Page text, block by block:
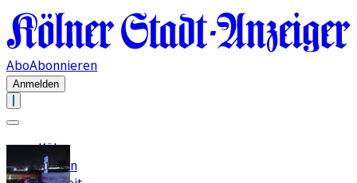
AboAbonnieren
Anmelden
Köln
Region